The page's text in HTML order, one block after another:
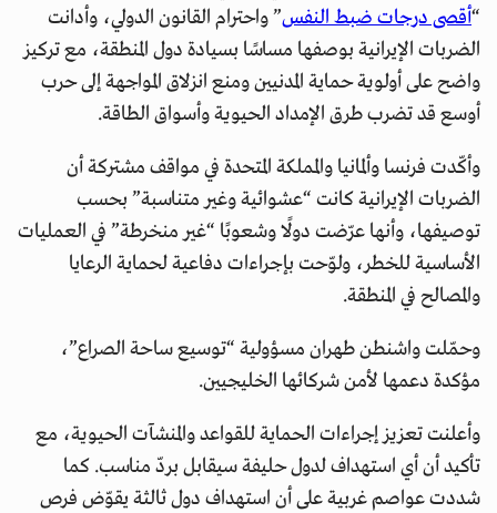
“أقصى درجات ضبط النفس” واحترام القانون الدولي، وأدانت
الضربات الإيرانية بوصفها مساسًا بسيادة دول المنطقة، مع تركيز
واضح على أولوية حماية المدنيين ومنع انزلاق المواجهة إلى حرب
أوسع قد تضرب طرق الإمداد الحيوية وأسواق الطاقة.
وأكّدت فرنسا وألمانيا والمملكة المتحدة في مواقف مشتركة أن
الضربات الإيرانية كانت “عشوائية وغير متناسبة” بحسب
توصيفها، وأنها عرّضت دولًا وشعوبًا “غير منخرطة” في العمليات
الأساسية للخطر، ولوّحت بإجراءات دفاعية لحماية الرعايا
والمصالح في المنطقة.
وحمّلت واشنطن طهران مسؤولية “توسيع ساحة الصراع”،
مؤكدة دعمها لأمن شركائها الخليجيين.
وأعلنت تعزيز إجراءات الحماية للقواعد والمنشآت الحيوية، مع
تأكيد أن أي استهداف لدول حليفة سيقابل بردّ مناسب. كما
شددت عواصم غربية على أن استهداف دول ثالثة يقوّض فرص